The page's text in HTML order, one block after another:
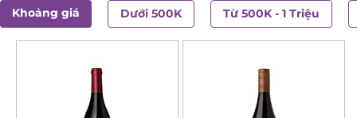
Khoảng giá Dưới 500K Từ 500K - 1 Triệu